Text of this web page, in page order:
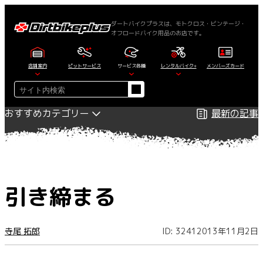
ダートバイクプラスは、モトクロス・ビンテージ・
オフロードバイク用品のお店です。
店舗案内 ピットサービス サービス各種 レンタルバイク+ メンバーズカード
検
索
おすすめカテゴリー
最新の記事
引き締まる
寺尾 拓郎 ID: 3241 2013年11月2日